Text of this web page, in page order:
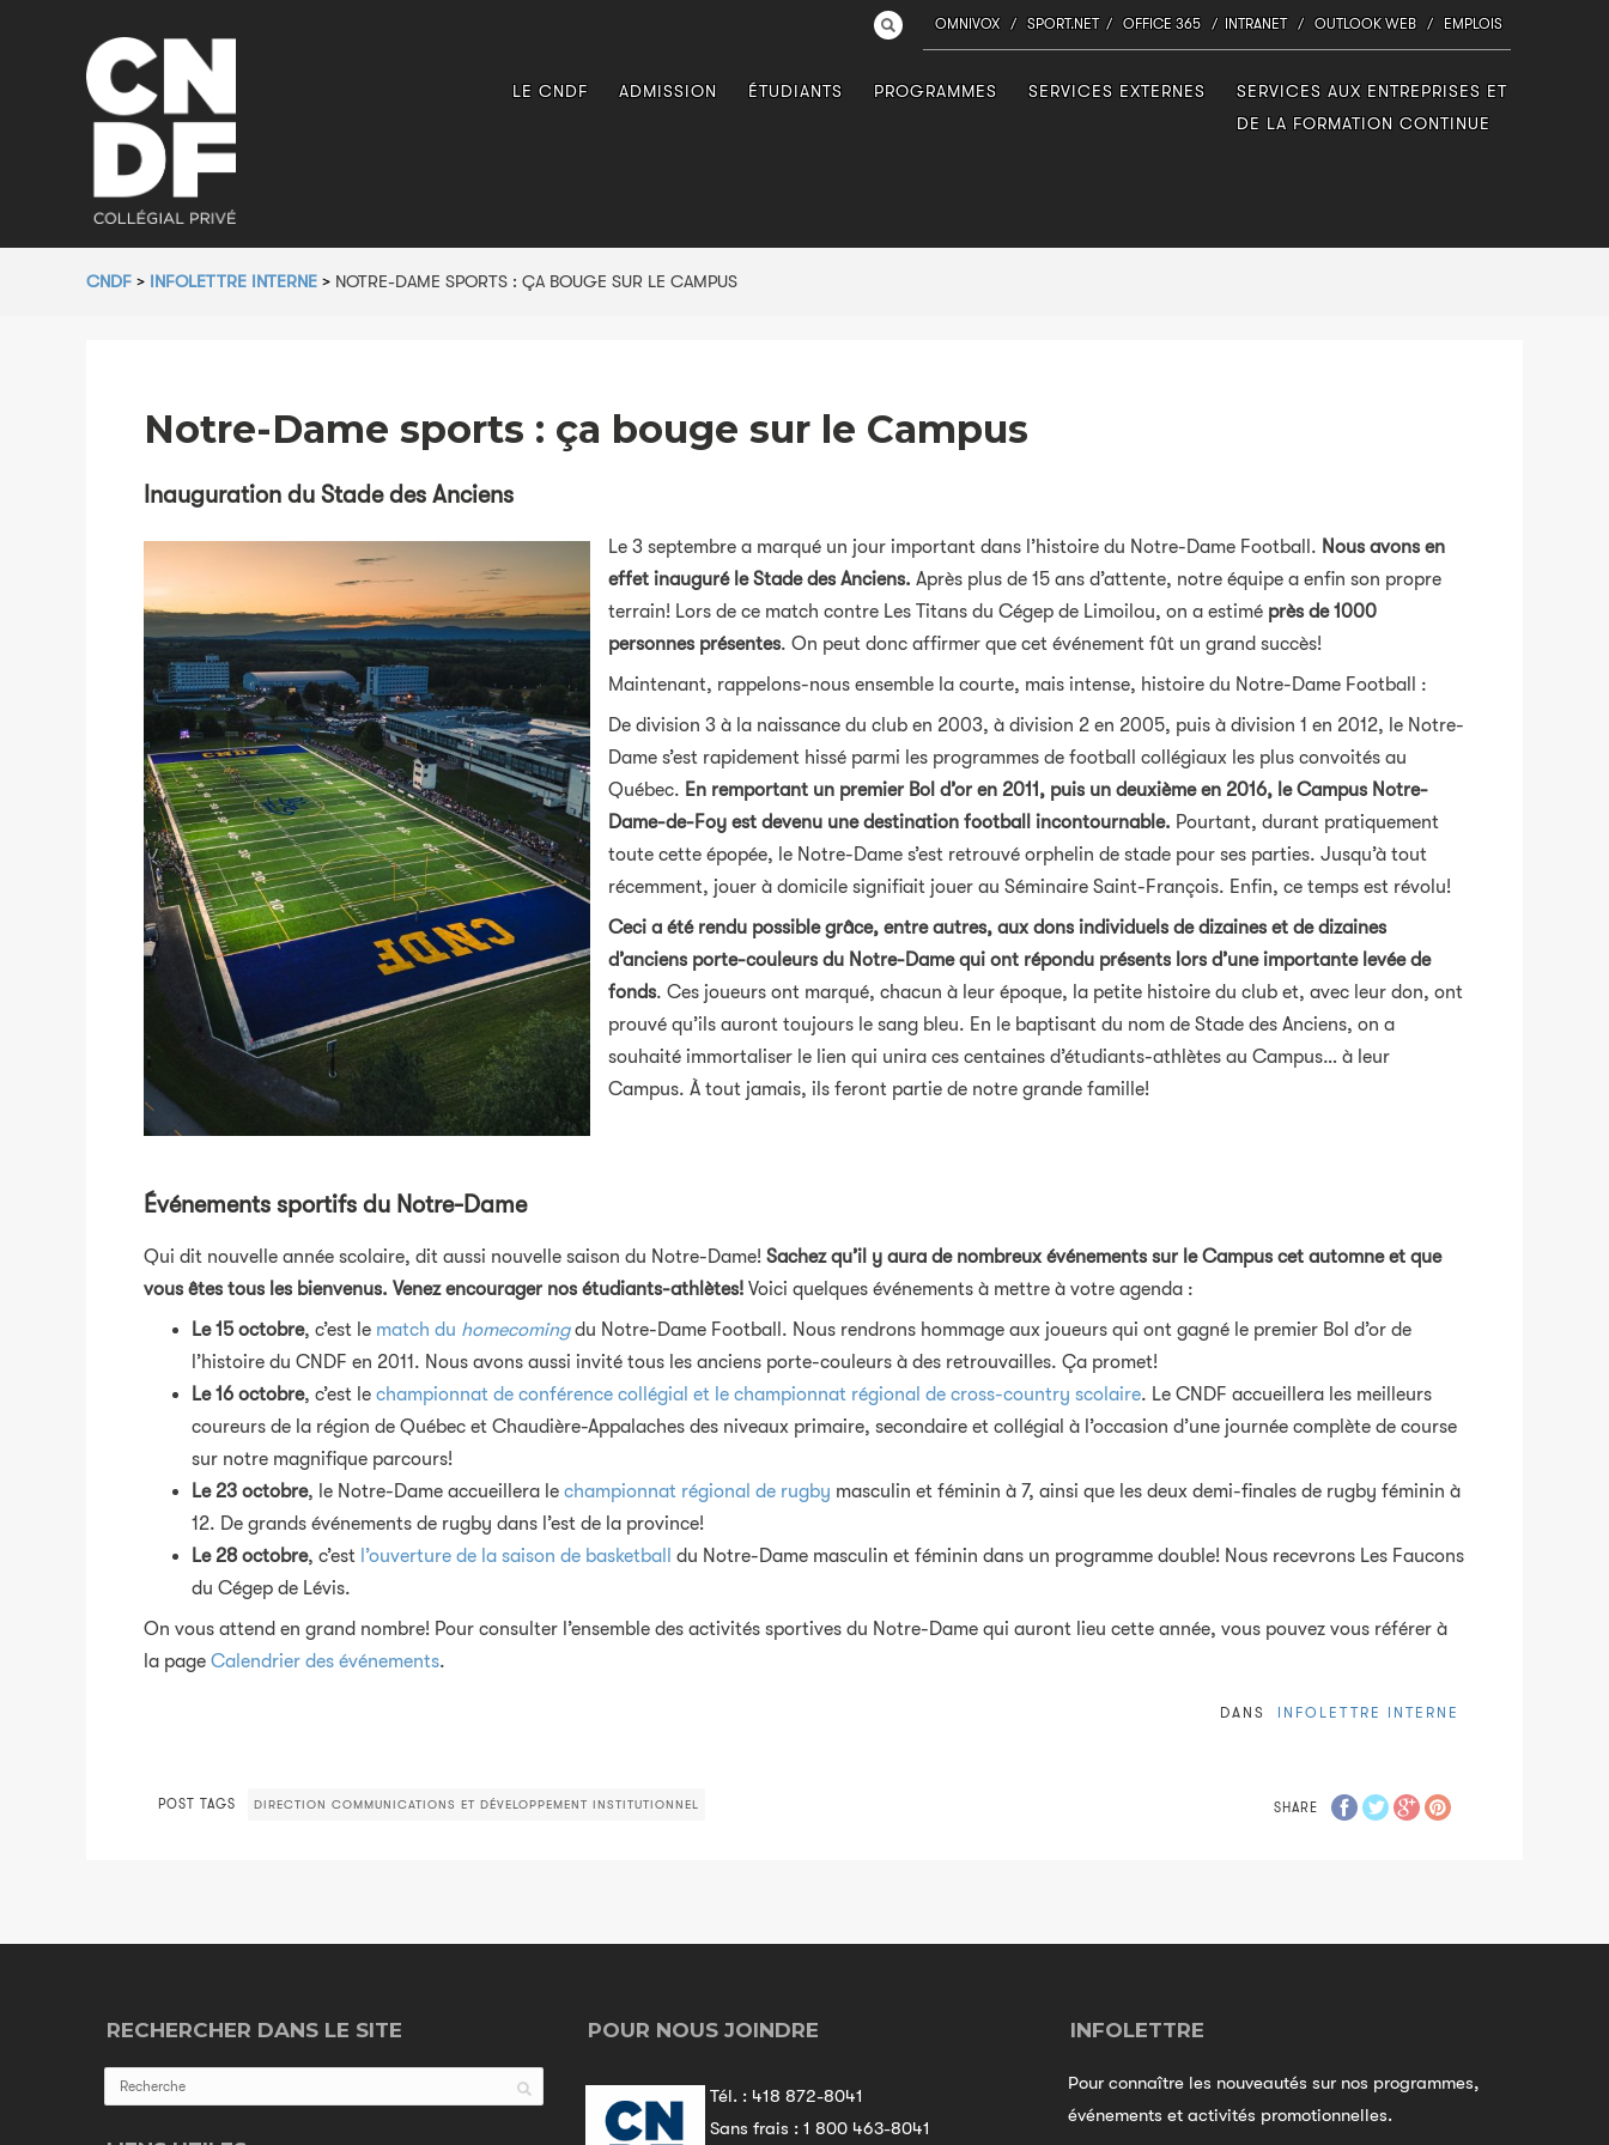
OMNIVOX/ SPORT.NET/OFFICE 365/ INTRANET/OUTLOOK WEB/ EMPLOIS
LE CNDF ADMISSION ÉTUDIANTS PROGRAMMES SERVICES EXTERNES
SERVICES AUX ENTREPRISES ET
DE LA FORMATION CONTINUE
CNDF > INFOLETTRE INTERNE > NOTRE-DAME SPORTS : ÇA BOUGE SUR LE CAMPUS
Notre-Dame sports : ça bouge sur le Campus
Inauguration du Stade des Anciens
Le 3 septembre a marqué un jour important dans l’histoire du Notre-Dame Football. Nous avons en
effet inauguré le Stade des Anciens. Après plus de 15 ans d’attente, notre équipe a enfin son propre
terrain! Lors de ce match contre Les Titans du Cégep de Limoilou, on a estimé près de 1000
personnes présentes. On peut donc affirmer que cet événement fût un grand succès!
Maintenant, rappelons-nous ensemble la courte, mais intense, histoire du Notre-Dame Football :
De division 3 à la naissance du club en 2003, à division 2 en 2005, puis à division 1 en 2012, le Notre-
Dame s’est rapidement hissé parmi les programmes de football collégiaux les plus convoités au
Québec. En remportant un premier Bol d’or en 2011, puis un deuxième en 2016, le Campus Notre-
Dame-de-Foy est devenu une destination football incontournable. Pourtant, durant pratiquement
toute cette épopée, le Notre-Dame s’est retrouvé orphelin de stade pour ses parties. Jusqu’à tout
récemment, jouer à domicile signifiait jouer au Séminaire Saint-François. Enfin, ce temps est révolu!
Ceci a été rendu possible grâce, entre autres, aux dons individuels de dizaines et de dizaines
d’anciens porte-couleurs du Notre-Dame qui ont répondu présents lors d’une importante levée de
fonds. Ces joueurs ont marqué, chacun à leur époque, la petite histoire du club et, avec leur don, ont
prouvé qu’ils auront toujours le sang bleu. En le baptisant du nom de Stade des Anciens, on a
souhaité immortaliser le lien qui unira ces centaines d’étudiants-athlètes au Campus… à leur
Campus. À tout jamais, ils feront partie de notre grande famille!
Événements sportifs du Notre-Dame
Qui dit nouvelle année scolaire, dit aussi nouvelle saison du Notre-Dame! Sachez qu’il y aura de nombreux événements sur le Campus cet automne et que
vous êtes tous les bienvenus. Venez encourager nos étudiants-athlètes! Voici quelques événements à mettre à votre agenda :
Le 15 octobre, c’est le match du homecomingdu Notre-Dame Football. Nous rendrons hommage aux joueurs qui ont gagné le premier Bol d’or de
l’histoire du CNDF en 2011. Nous avons aussi invité tous les anciens porte-couleurs à des retrouvailles. Ça promet!
Le 16 octobre, c’est le championnat de conférence collégial et le championnat régional de cross-country scolaire. Le CNDF accueillera les meilleurs
coureurs de la région de Québec et Chaudière-Appalaches des niveaux primaire, secondaire et collégial à l’occasion d’une journée complète de course
sur notre magnifique parcours!
Le 23 octobre, le Notre-Dame accueillera le championnat régional de rugby masculin et féminin à 7, ainsi que les deux demi-finales de rugby féminin à
12. De grands événements de rugby dans l’est de la province!
Le 28 octobre, c’est l’ouverture de la saison de basketball
du Notre-Dame masculin et féminin dans un programme double! Nous recevrons Les Faucons
du Cégep de Lévis.
On vous attend en grand nombre! Pour consulter l’ensemble des activités sportives du Notre-Dame qui auront lieu cette année, vous pouvez vous référer à
la page Calendrier des événements.
DANS INFOLETTRE INTERNE
SHARE
POST TAGS DIRECTION COMMUNICATIONS ET DÉVELOPPEMENT INSTITUTIONNEL
RECHERCHER DANS LE SITE POUR NOUS JOINDRE
Tél. : 418 872-8041
Sans frais :1 800 463-8041
INFOLETTRE
Pour connaître les nouveautés sur nos programmes,
événements et activités promotionnelles.